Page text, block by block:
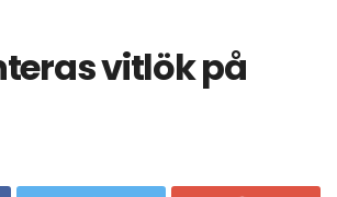
vitlök på